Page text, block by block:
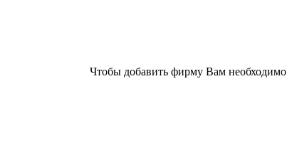
Чтобы добавить фирму Вам необходимо